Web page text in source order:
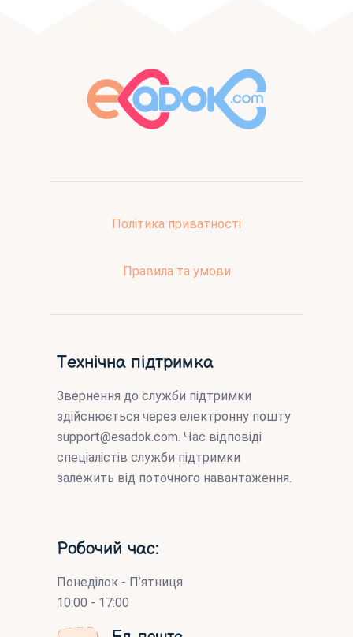
Політика приватності
Правила та умови
Технічна підтримка
Звернення до служби підтримки
здійснюється через електронну пошту
support@esadok.com. Час відповіді
спеціалістів служби підтримки
залежить від поточного навантаження.
Робочий час:
Понеділок - П’ятниця
10:00 - 17:00